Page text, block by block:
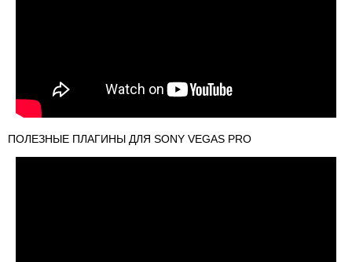
ПОЛЕЗНЫЕ ПЛАГИНЫ ДЛЯ SONY VEGAS PRO